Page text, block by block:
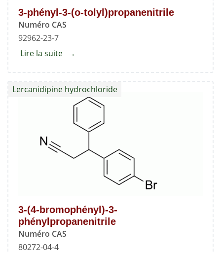
dicarboxylate
3-phényl-3-(o-tolyl)propanenitrile
Numéro CAS
92962-23-7
Lire la suite about
3-
tolyl)propanenitrile
3-(4-bromophényl)-3-
phénylpropanenitrile
Numéro CAS
80272-04-4
Lercanidipine hydrochloride